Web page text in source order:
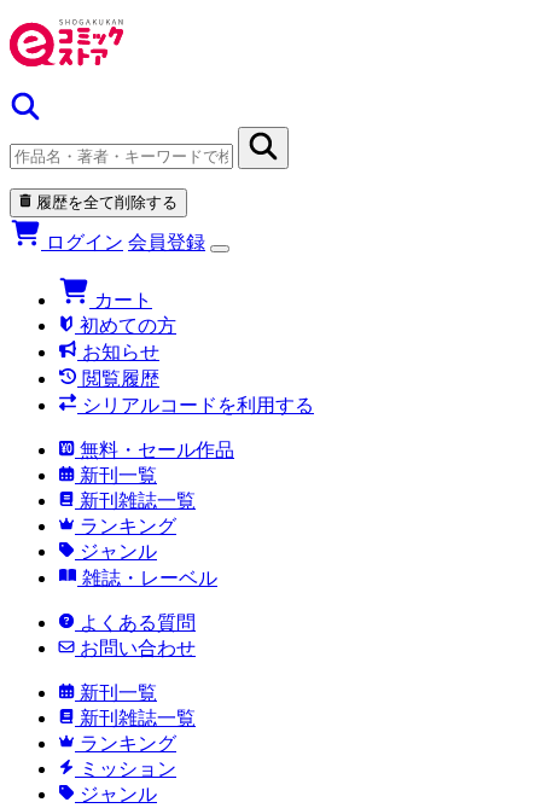
履歴を全て削除する
ログイン 会員登録
カート
初めての方
お知らせ
閲覧履歴
シリアルコードを利用する
無料・セール作品
新刊一覧
新刊雑誌一覧
ランキング
ジャンル
雑誌・レーベル
よくある質問
お問い合わせ
新刊一覧
新刊雑誌一覧
ランキング
ミッション
ジャンル